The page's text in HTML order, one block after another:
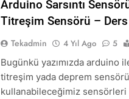
Arduino Sarsıntı
Titreşim Sensörü –
Tekadmin 4 Yıl Ago 5
Bugünkü yazımızda arduino
titreşim yada deprem
kullanabileceğimiz